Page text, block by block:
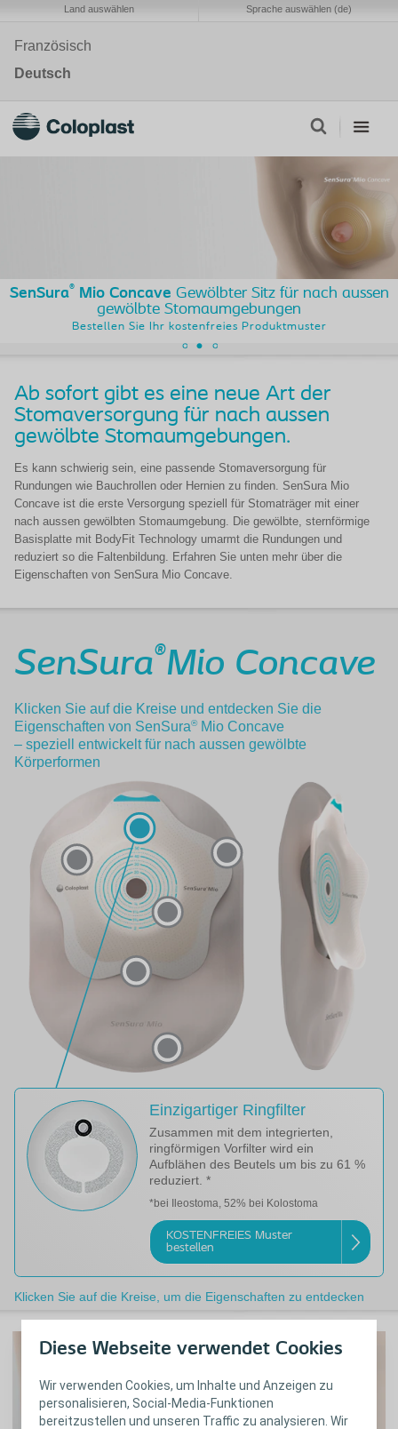
Diese Webseite verwendet Cookies
Wir verwenden Cookies, um Inhalte und Anzeigen zu
personalisieren, Social-Media-Funktionen
bereitzustellen und unseren Traffic zu analysieren. Wir
Land auswählen Sprache auswählen (de)
Französisch
Deutsch
SenSura®Mio Concave Gewölbter Sitz für nach aussen
gewölbte Stomaumgebungen
Bestellen Sie Ihr kostenfreies Produktmuster
Ab sofort gibt es eine neue Art der
Stomaversorgung für nach aussen
gewölbte Stomaumgebungen.
Es kann schwierig sein, eine passende Stomaversorgung für
Rundungen wie Bauchrollen oder Hernien zu finden. SenSura Mio
Concave ist die erste Versorgung speziell für Stomaträger mit einer
nach aussen gewölbten Stomaumgebung. Die gewölbte, sternförmige
Basisplatte mit BodyFit Technology umarmt die Rundungen und
reduziert so die Faltenbildung. Erfahren Sie unten mehr über die
Eigenschaften von SenSura Mio Concave.
SenSura®Mio Concave
Klicken Sie auf die Kreise und entdecken Sie die
Eigenschaften von SenSura®Mio Concave
– speziell entwickelt für nach aussen gewölbte
Körperformen
Einzigartiger Ringfilter
Zusammen mit dem integrierten,
ringförmigen Vorfilter wird ein
Aufblähen des Beutels um bis zu 61 %
reduziert. *
*bei Ileostoma, 52% bei Kolostoma
KOSTENFREIES Muster
bestellen
Klicken Sie auf die Kreise, um die Eigenschaften zu entdecken